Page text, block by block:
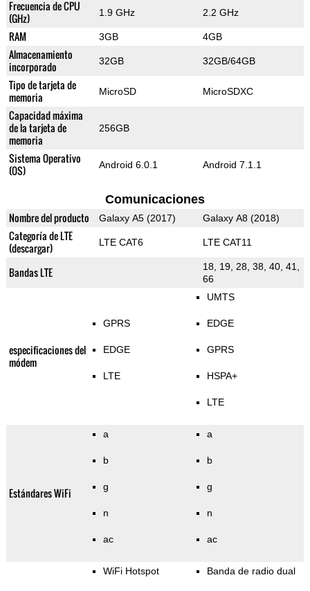
Frecuencia de CPU
(GHz)
1.9 GHz 2.2 GHz
RAM 3GB 4GB
Almacenamiento
incorporado
32GB 32GB/64GB
Tipo de tarjeta de
memoria
MicroSD MicroSDXC
Capacidad máxima
de la tarjeta de
memoria
256GB
Sistema Operativo
(OS)
Android 6.0.1 Android 7.1.1
Comunicaciones
Nombre del producto Galaxy A5 (2017) Galaxy A8 (2018)
Categoría de LTE
(descargar)
LTE CAT6 LTE CAT11
Bandas LTE
18, 19, 28, 38, 40, 41,
66
especificaciones del
módem
GPRS
EDGE
LTE
UMTS
EDGE
GPRS
HSPA+
LTE
Estándares WiFi
a
b
g
n
ac
a
b
g
n
ac
WiFi Hotspot Banda de radio dual